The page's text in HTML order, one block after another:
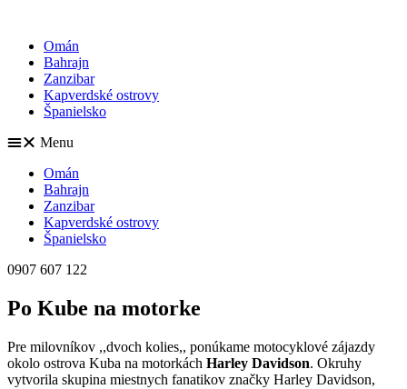
Omán
Bahrajn
Zanzibar
Kapverdské ostrovy
Španielsko
Menu
Omán
Bahrajn
Zanzibar
Kapverdské ostrovy
Španielsko
0907 607 122
Po Kube na motorke
Pre milovníkov ,,dvoch kolies,, ponúkame motocyklové zájazdy
okolo ostrova Kuba na motorkách Harley Davidson. Okruhy
vytvorila skupina miestnych fanatikov značky Harley Davidson,